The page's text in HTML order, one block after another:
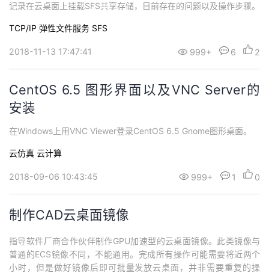
记录在云桌面上挂载SFS共享存储，目前存在的问题以及操作步骤。
TCP/IP 弹性文件服务 SFS
2018-11-13 17:47:41 999+ 6 2
CentOS 6.5 图形界面以及VNC Server的
安装
在Windows上用VNC Viewer登录CentOS 6.5 Gnome图形桌面。
云仿真 云计算
2018-09-06 10:43:45 999+ 1 0
制作CAD云桌面镜像
指导软件厂商合作伙伴制作GPU加速型的云桌面镜像。此类镜像与
普通的ECS镜像不同，不能通用。完成所有操作可能需要将近两个
小时，但是做好镜像后即可批量发放云桌面，并非需要重复的操